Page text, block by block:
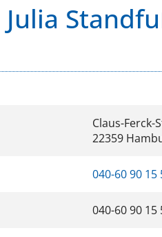
Claus-Ferck-
22359
040-60 90 15
040-60 90 15